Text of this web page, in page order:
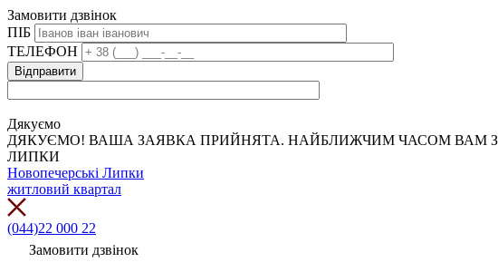
Замовити дзвінок
ПІБ
ТЕЛЕФОН
Дякуємо
ДЯКУЄМО! ВАША ЗАЯВКА ПРИЙНЯТА. НАЙБЛИЖЧИМ ЧАСОМ ВАМ
ЛИПКИ
Новопечерські Липки
житловий квартал
(044)22 000 22
Замовити дзвінок